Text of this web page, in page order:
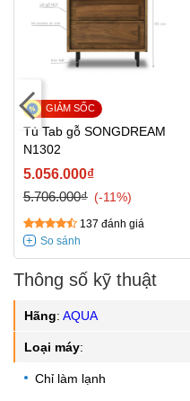
Tủ Tab gỗ SONGDREAM
N1302
5.056.000₫
5.706.000₫
-11%
137 đánh giá
Thông số kỹ thuật
Hãng: AQUA
Loại máy:
Chỉ làm lạnh